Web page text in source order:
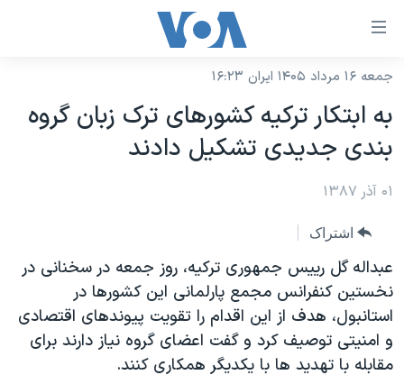
لینکهای
دسترسی
جهش
محتوای
اصلی
جهش
صفحه
اصلی
جهش
به
جستجو
نسخه سبک وب‌سایت
موضوع ها
ایران
آمریکا
جهان
ورزشی
گزیده‌ها
ویژه برنامه‌ها
برنامه های تلویزیونی
جدول برنامه ها
صفحه‌های ویژه
جام جهانی ۲۰۲۶
عملیات خشم حماسی
۲۵۰سالگی آمریکا
فرکانس‌های صدای آمریکا
پخش رادیویی
یادگیری زبان انگلیسی
جمعه ۱۶ مرداد ۱۴۰۵ ایران ۱۶:۲۳
به ابتکار ترکیه کشورهای ترک زبان گروه
بندی جدیدی تشکیل دادند
۰۱ آذر ۱۳۸۷
اشتراک
عبداله گل رییس جمهوری ترکیه، روز جمعه در سخنانی در
نخستین کنفرانس مجمع پارلمانی این کشورها در
استانبول، هدف از این اقدام را تقویت پیوندهای اقتصادی
و امنیتی توصیف کرد و گفت اعضای گروه نیاز دارند برای
مقابله با تهدید ها با یکدیگر همکاری کنند.